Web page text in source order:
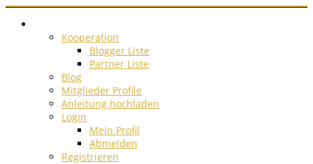
Kooperation
Blogger Liste
Partner Liste
Blog
Mitglieder Profile
Anleitung hochladen
Login
Mein Profil
Abmelden
Registrieren